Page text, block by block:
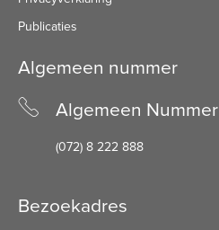
Publicaties
Algemeen nummer
Algemeen Nummer
(072) 8 222 888
Bezoekadres